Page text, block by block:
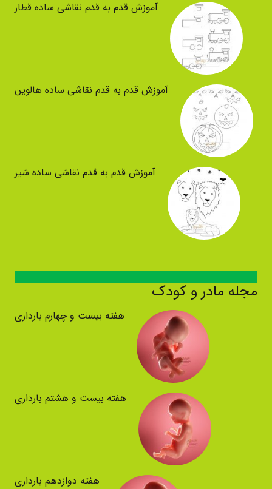
آموزش قدم به قدم نقاشی ساده قطار
آموزش قدم به قدم نقاشی ساده هالوین
آموزش قدم به قدم نقاشی ساده شیر
مجله مادر و کودک
هفته بیست و چهارم بارداری
هفته بیست و هشتم بارداری
هفته دوازدهم بارداری